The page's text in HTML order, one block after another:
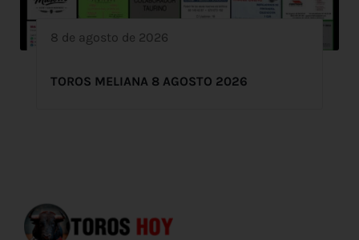
8 de agosto de 2026
TOROS MELIANA 8 AGOSTO 2026